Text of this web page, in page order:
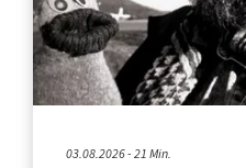
03.08.2026 - 21 Min.